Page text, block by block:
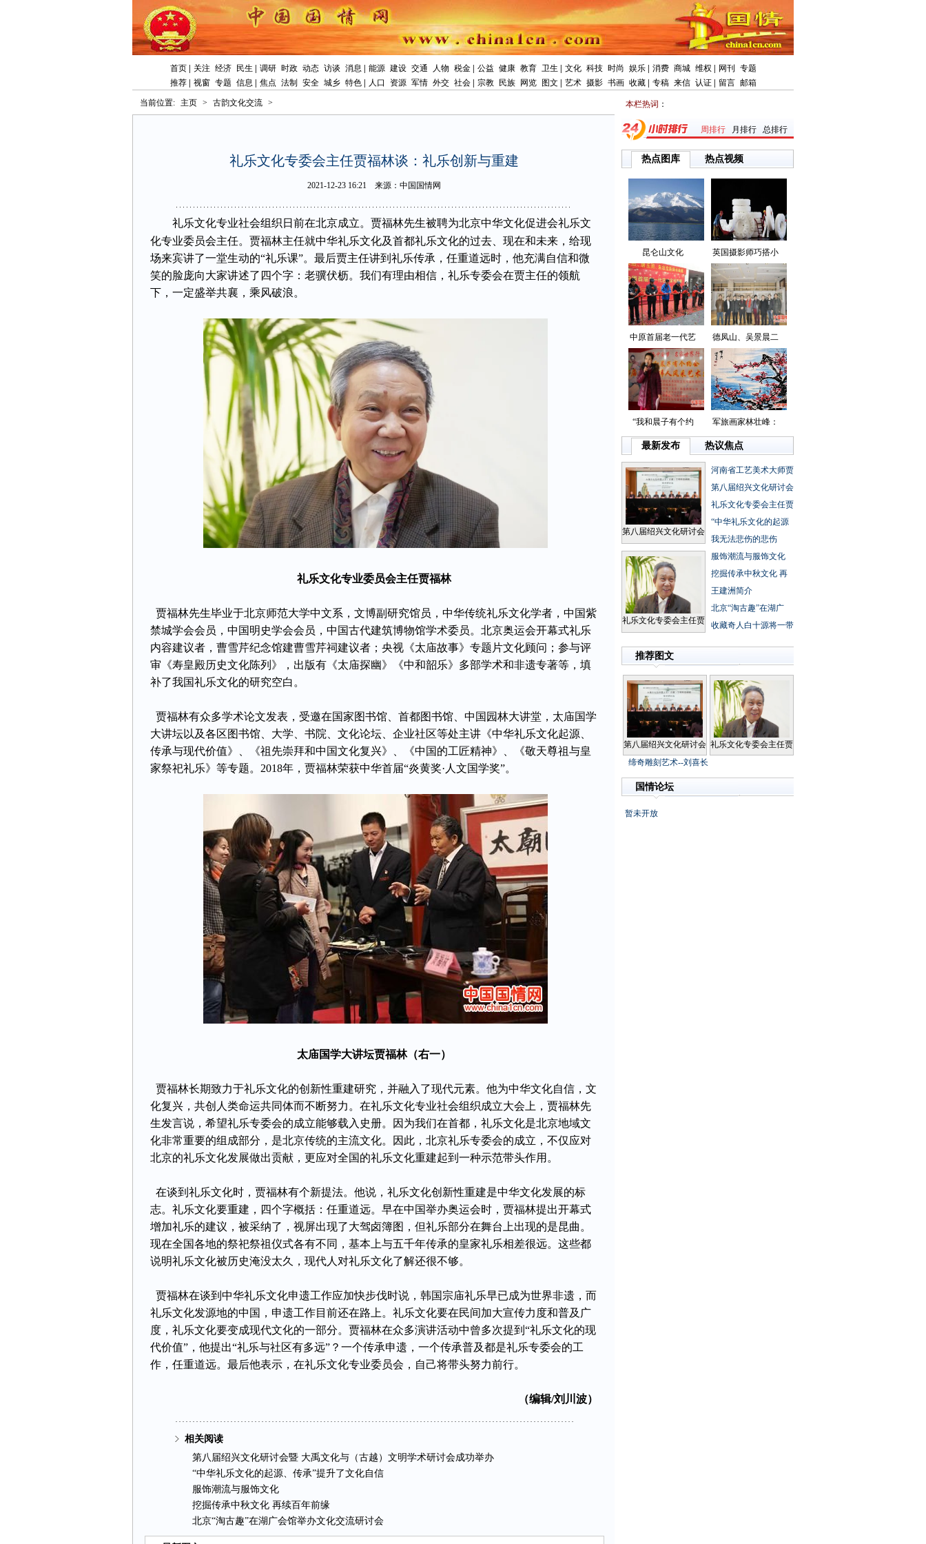
首页 关注 经济 民生 调研 时政 动态 访谈 消息 能源 建设 交通 人物 税金 公益 健康 教育 卫生 文化 科技 时尚 娱乐 消费 商城 维权 网刊
专题
推荐
视窗 专题 信息 焦点 法制 安全 城乡 特色 人口 资源 军情 外交 社会 宗教 民族 网览 图文 艺术 摄影 书画 收藏 专稿 来信 认证 留言 邮箱
当前位置: 主页 > 古韵文化交流 >
礼乐文化专委会主任贾福林谈：礼乐创新与重建
2021-12-2316:21 来源：中国国情网
礼乐文化专业社会组织日前在北京成立。贾福林先生被聘为北京中华文化促进会礼乐文
化专业委员会主任。贾福林主任就中华礼乐文化及首都礼乐文化的过去、现在和未来，给现
场来宾讲了一堂生动的“礼乐课”。最后贾主任讲到礼乐传承，任重道远时，他充满自信和微
笑的脸庞向大家讲述了四个字：老骥伏枥。我们有理由相信，礼乐专委会在贾主任的领航
下，一定盛举共襄，乘风破浪。
礼乐文化专业委员会主任贾福林
贾福林先生毕业于北京师范大学中文系，文博副研究馆员，中华传统礼乐文化学者，中国紫
禁城学会会员，中国明史学会会员，中国古代建筑博物馆学术委员。北京奥运会开幕式礼乐
内容建议者，曹雪芹纪念馆建曹雪芹祠建议者；央视《太庙故事》专题片文化顾问；参与评
审《寿皇殿历史文化陈列》，出版有《太庙探幽》《中和韶乐》多部学术和非遗专著等，填
补了我国礼乐文化的研究空白。
贾福林有众多学术论文发表，受邀在国家图书馆、首都图书馆、中国园林大讲堂，太庙国学
大讲坛以及各区图书馆、大学、书院、文化论坛、企业社区等处主讲《中华礼乐文化起源、
传承与现代价值》、《祖先崇拜和中国文化复兴》、《中国的工匠精神》、《敬天尊祖与皇
家祭祀礼乐》等专题。2018年，贾福林荣获中华首届“炎黄奖·人文国学奖”。
太庙国学大讲坛贾福林（右一）
贾福林长期致力于礼乐文化的创新性重建研究，并融入了现代元素。他为中华文化自信，文
化复兴，共创人类命运共同体而不断努力。在礼乐文化专业社会组织成立大会上，贾福林先
生发言说，希望礼乐专委会的成立能够载入史册。因为我们在首都，礼乐文化是北京地域文
化非常重要的组成部分，是北京传统的主流文化。因此，北京礼乐专委会的成立，不仅应对
北京的礼乐文化发展做出贡献，更应对全国的礼乐文化重建起到一种示范带头作用。
在谈到礼乐文化时，贾福林有个新提法。他说，礼乐文化创新性重建是中华文化发展的标
志。礼乐文化要重建，四个字概括：任重道远。早在中国举办奥运会时，贾福林提出开幕式
增加礼乐的建议，被采纳了，视屏出现了大驾卤簿图，但礼乐部分在舞台上出现的是昆曲。
现在全国各地的祭祀祭祖仪式各有不同，基本上与五千年传承的皇家礼乐相差很远。这些都
说明礼乐文化被历史淹没太久，现代人对礼乐文化了解还很不够。
贾福林在谈到中华礼乐文化申遗工作应加快步伐时说，韩国宗庙礼乐早已成为世界非遗，而
礼乐文化发源地的中国，申遗工作目前还在路上。礼乐文化要在民间加大宣传力度和普及广
度，礼乐文化要变成现代文化的一部分。贾福林在众多演讲活动中曾多次提到“礼乐文化的现
代价值”，他提出“礼乐与社区有多远”？一个传承申遗，一个传承普及都是礼乐专委会的工
作，任重道远。最后他表示，在礼乐文化专业委员会，自己将带头努力前行。
（编辑/刘川波）
相关阅读
第八届绍兴文化研讨会暨大禹文化与（古越）文明学术研讨会成功举办
“中华礼乐文化的起源、传承”提升了文化自信
服饰潮流与服饰文化
挖掘传承中秋文化再续百年前缘
北京“淘古趣”在湖广会馆举办文化交流研讨会
本栏热词 ：
总排行
月排行
周排行
热点图库 热点视频
昆仑山文化 英国摄影师巧搭小
中原首届老一代艺 德凤山、吴景晨二
“我和晨子有个约 军旅画家林壮峰：
最新发布 热议焦点
第八届绍兴文化研讨会
礼乐文化专委会主任贾
河南省工艺美术大师贾
第八届绍兴文化研讨会
礼乐文化专委会主任贾
“中华礼乐文化的起源
我无法悲伤的悲伤
服饰潮流与服饰文化
挖掘传承中秋文化再
王建洲简介
北京“淘古趣”在湖广
收藏奇人白十源将一带
推荐图文
第八届绍兴文化研讨会 礼乐文化专委会主任贾
缔奇雕刻艺术--刘喜长
国情论坛
暂未开放